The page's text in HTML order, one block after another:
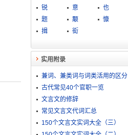
锐
意
也
题
颙
慷
揖
衒
实用附录
兼词、兼类词与词类活用的区分
古代常见40个官职一览
文言文的修辞
常见文言文代词汇总
150个文言文实词大全（三）